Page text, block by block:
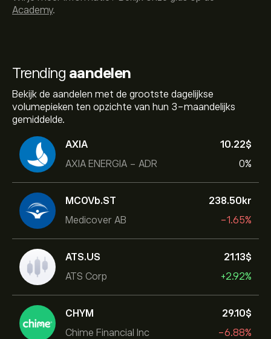
Trending aandelen
Bekijk de aandelen met de grootste dagelijkse
volumepieken ten opzichte van hun 3-maandelijks
gemiddelde.
AXIA
AXIA ENERGIA - ADR
10.22‎$‎
0%
MCOVb.ST
Medicover AB
238.50‎kr‎
-1.65%
ATS.US
ATS Corp
21.13‎$‎
+2.92%
CHYM
Chime Financial Inc
29.10‎$‎
-6.88%
Academy.